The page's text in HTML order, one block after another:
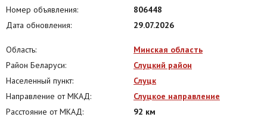
Номер объявления:
806448
Дата обновления:
29.07.2026
Область:
Минская область
Район Беларуси:
Слуцкий район
Населенный пункт:
Слуцк
Направление от МКАД:
Слуцкое направление
Расстояние от МКАД:
92 км